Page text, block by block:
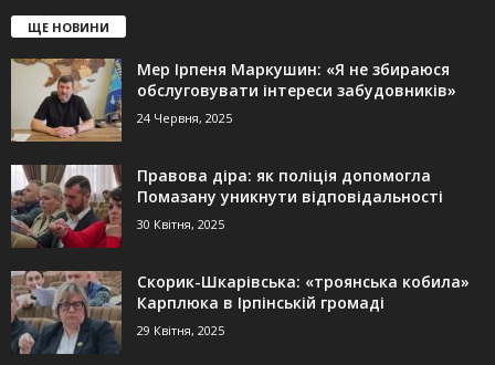
ЩЕ НОВИНИ
Мер Ірпеня Маркушин: «Я не збираюся
обслуговувати інтереси забудовників»
24 Червня, 2025
Правова діра: як поліція допомогла
Помазану уникнути відповідальності
30 Квітня, 2025
Скорик-Шкарівська: «троянська кобила»
Карплюка в Ірпінській громаді
29 Квітня, 2025